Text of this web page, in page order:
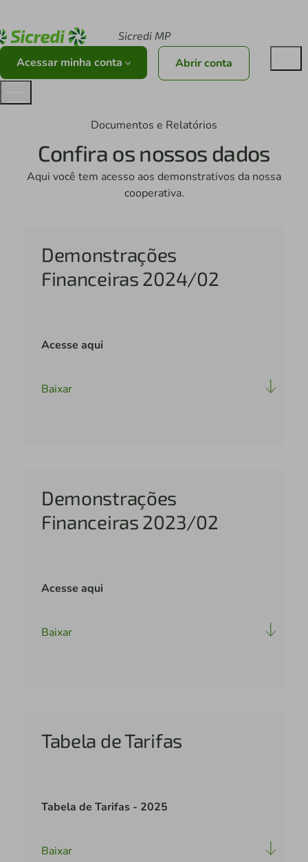
Sicredi MP
Acessar minha conta Abrir conta
Documentos e Relatórios
Confira os nossos dados
Aqui você tem acesso aos demonstrativos da nossa
cooperativa.
Demonstrações
Financeiras 2024/02
Acesse aqui
Baixar
Demonstrações
Financeiras 2023/02
Acesse aqui
Baixar
Tabela de Tarifas
Tabela de Tarifas - 2025
Baixar